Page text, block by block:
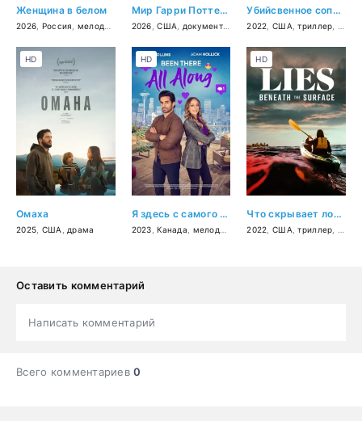
Женщина в белом
2026 Россия мелодрама ,детектив
Мир Гарри Поттера: Мастерство, стоящее за магией
2026 ,США документальный ,короткометражка
Убийсвенное соперничество
2022 США ,триллер
Омаха
2025 США драма
HD
Я здесь с самого начала
2023 ,Канада мелодрама
HD
Что скрывает ложь
2022 США ,триллер
HD
Оставить комментарий
Написать комментарий
Всего комментариев0